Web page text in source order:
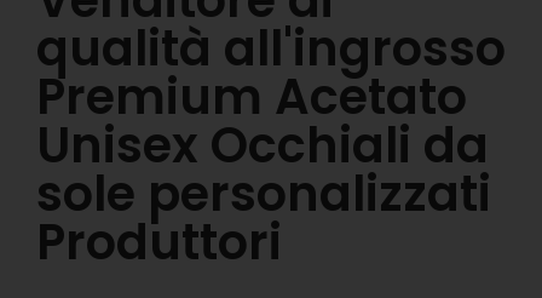
qualità all'ingrosso
Premium Acetato
Unisex Occhiali da
sole personalizzati
Produttori